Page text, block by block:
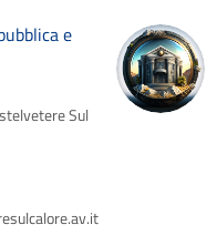
e
Sul